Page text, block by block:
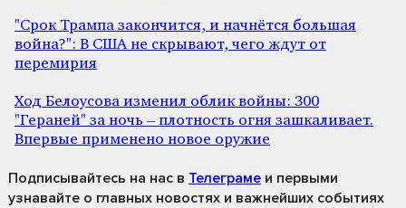
"Срок Трампа закончится, и начнётся большая
война?": В США не скрывают, чего ждут от
перемирия
Ход Белоусова изменил облик войны: 300
"Гераней" за ночь – плотность огня зашкаливает.
Впервые применено новое оружие
Подписывайтесь на нас в Телеграме и первыми
узнавайте о главных новостях и важнейших событиях